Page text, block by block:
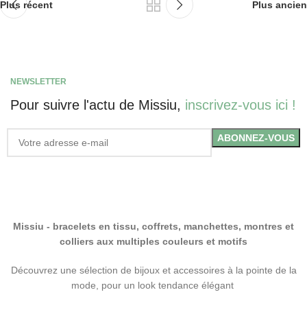
Plus récent Plus ancien
NEWSLETTER
Pour suivre l'actu de Missiu, inscrivez-vous ici !
Missiu - bracelets en tissu, coffrets, manchettes, montres et
colliers aux multiples couleurs et motifs
Découvrez une sélection de bijoux et accessoires à la pointe de la
mode, pour un look tendance élégant